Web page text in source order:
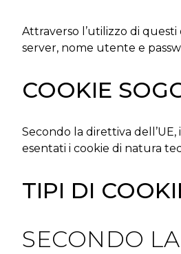
Attraverso l’utilizzo di
server, nome utente e
COOKIE
Secondo la direttiva
esentati i cookie di natura
TIPI DI
SECONDO